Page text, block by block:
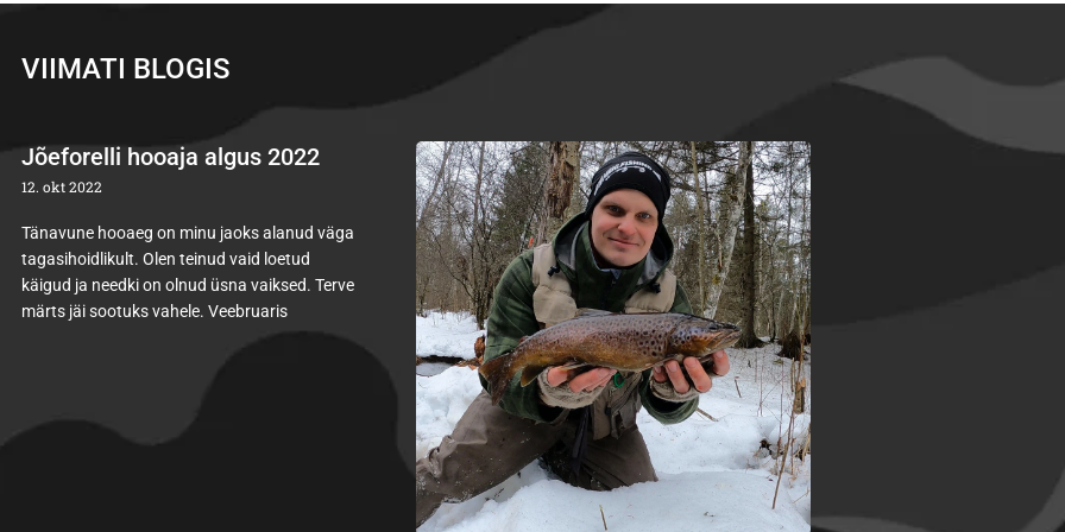
VIIMATI BLOGIS
Jõeforelli hooaja algus 2022
12. okt 2022
Tänavune hooaeg on minu jaoks alanud väga
tagasihoidlikult. Olen teinud vaid loetud
käigud ja needki on olnud üsna vaiksed. Terve
märts jäi sootuks vahele. Veebruaris